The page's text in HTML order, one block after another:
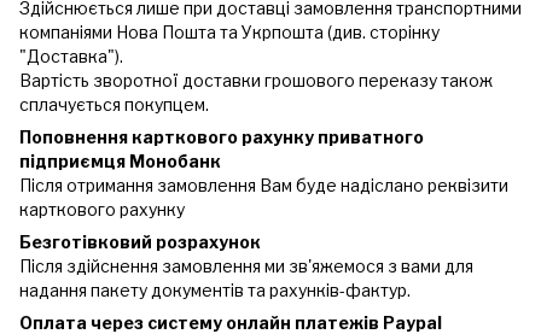
Здійснюється лише при доставці замовлення транспортними
компаніями Нова Пошта та Укрпошта (див. сторінку
"Доставка").
Вартість зворотної доставки грошового переказу також
сплачується покупцем.
Поповнення карткового рахунку приватного
підприємця Монобанк
Після отримання замовлення Вам буде надіслано реквізити
карткового рахунку
Безготівковий розрахунок
Після здійснення замовлення ми зв'яжемося з вами для
надання пакету документів та рахунків-фактур.
Оплата через систему онлайн платежів Paypal